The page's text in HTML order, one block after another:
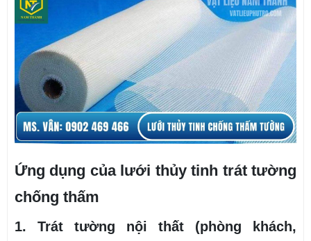
Ứng dụng của lưới thủy tinh trát tường
chống thấm
1. Trát tường nội thất (phòng khách,